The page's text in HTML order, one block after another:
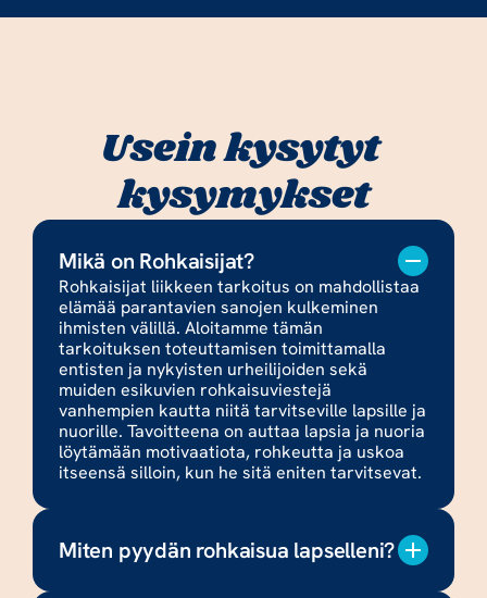
Usein kysytyt
kysymykset
Mikä on Rohkaisijat?
Rohkaisijat liikkeen tarkoitus on mahdollistaa
elämää parantavien sanojen kulkeminen
ihmisten välillä. Aloitamme tämän
tarkoituksen toteuttamisen toimittamalla
entisten ja nykyisten urheilijoiden sekä
muiden esikuvien rohkaisuviestejä
vanhempien kautta niitä tarvitseville lapsille ja
nuorille. Tavoitteena on auttaa lapsia ja nuoria
löytämään motivaatiota, rohkeutta ja uskoa
itseensä silloin, kun he sitä eniten tarvitsevat.
Miten pyydän rohkaisua lapselleni?